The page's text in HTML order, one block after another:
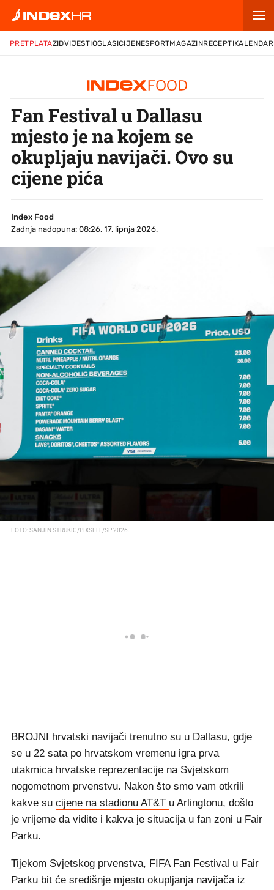
PRETPLATAZIDVIJESTIOGLASICIJENESPORTMAGAZINRECEPTIKALENDAR
Fan Festival u Dallasu
mjesto je na kojem se
okupljaju navijači. Ovo su
cijene pića
Index Food
Zadnja nadopuna: 08:26, 17. lipnja 2026.
FOTO: SANJIN STRUKIC/PIXSELL/SP 2026.
BROJNI hrvatski navijači trenutno su u Dallasu, gdje
se u 22 sata po hrvatskom vremenu igra prva
utakmica hrvatske reprezentacije na Svjetskom
nogometnom prvenstvu. Nakon što smo vam otkrili
kakve su cijene na stadionu AT&T u Arlingtonu, došlo
je vrijeme da vidite i kakva je situacija u fan zoni u Fair
Parku.
Tijekom Svjetskog prvenstva, FIFA Fan Festival u Fair
Parku bit će središnje mjesto okupljanja navijača iz